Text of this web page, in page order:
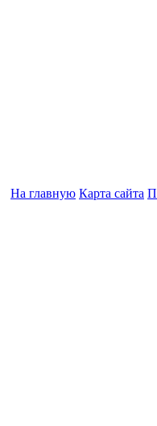
На главную Карта сайта